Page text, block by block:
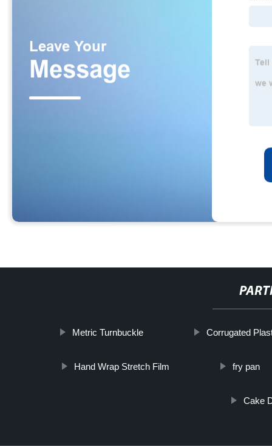
Metric Turnbuckle Corrugated
Hand Wrap Stretch Film fry pan
Cake